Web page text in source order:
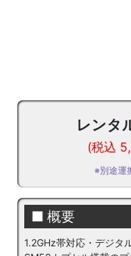
レンタ
(税込
※別途運
■ 概要
1.2GHz帯対応・デジタ